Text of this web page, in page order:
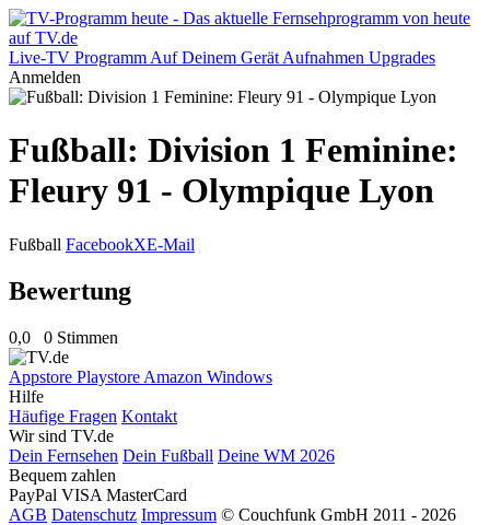
Live-TV Programm Auf Deinem Gerät Aufnahmen Upgrades
Anmelden
Fußball: Division 1 Feminine:
Fleury 91 - Olympique Lyon
Fußball FacebookXE-Mail
Bewertung
0,0 0 Stimmen
Appstore Playstore Amazon Windows
Hilfe
Häufige Fragen Kontakt
Wir sind TV.de
Dein Fernsehen Dein Fußball Deine WM 2026
Bequem zahlen
PayPal VISA MasterCard
AGB Datenschutz Impressum © Couchfunk GmbH 2011 - 2026